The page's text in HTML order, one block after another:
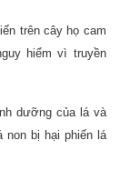
trên cây họ cam
hiểm vì truyền
dưỡng của lá và
non bị hại phiến lá